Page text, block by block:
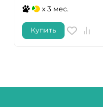
x 3 мес.
Купить